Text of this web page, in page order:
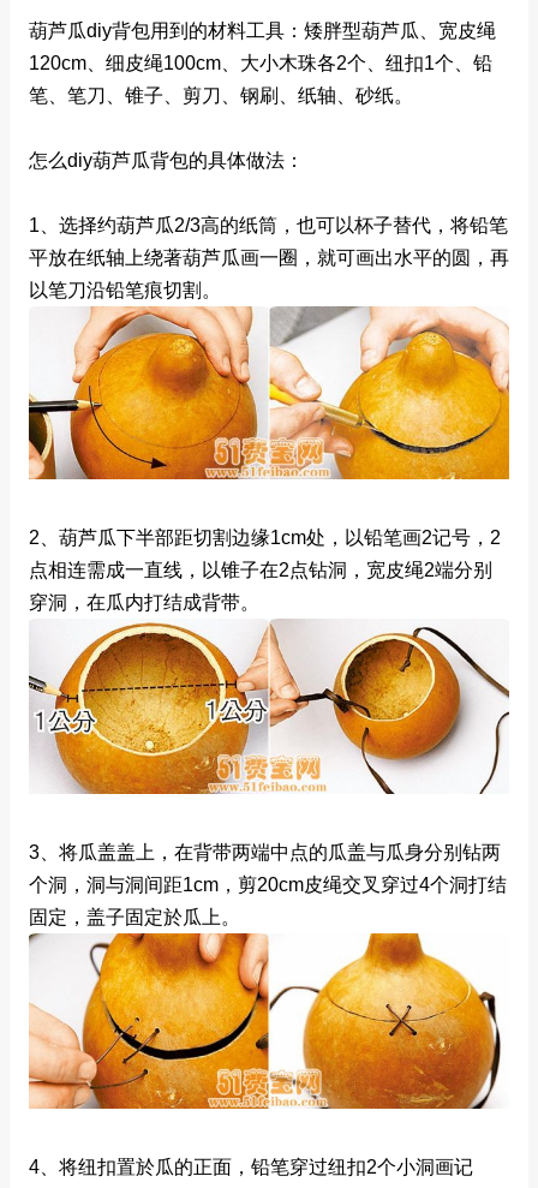
葫芦瓜diy背包用到的材料工具：矮胖型葫芦瓜、宽皮绳
120cm、细皮绳100cm、大小木珠各2个、纽扣1个、铅
笔、笔刀、锥子、剪刀、钢刷、纸轴、砂纸。
怎么diy葫芦瓜背包的具体做法：
1、选择约葫芦瓜2/3高的纸筒，也可以杯子替代，将铅笔
平放在纸轴上绕著葫芦瓜画一圈，就可画出水平的圆，再
以笔刀沿铅笔痕切割。
2、葫芦瓜下半部距切割边缘1cm处，以铅笔画2记号，2
点相连需成一直线，以锥子在2点钻洞，宽皮绳2端分别
穿洞，在瓜内打结成背带。
3、将瓜盖盖上，在背带两端中点的瓜盖与瓜身分别钻两
个洞，洞与洞间距1cm，剪20cm皮绳交叉穿过4个洞打结
固定，盖子固定於瓜上。
4、将纽扣置於瓜的正面，铅笔穿过纽扣2个小洞画记